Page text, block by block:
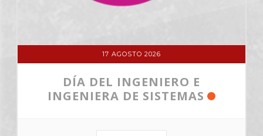
17 AGOSTO 2026
DÍA DEL INGENIERO E
INGENIERA DE SISTEMAS